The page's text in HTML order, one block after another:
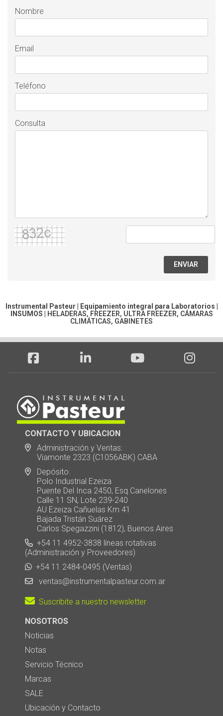
Nombre
Email
Teléfono
Consulta
ENVIAR
Instrumental Pasteur | Equipamiento integral para Laboratorios |
INSUMOS
HELADERAS, FREEZER, ULTRA FREEZER, CÁMARAS
CLIMÁTICAS, GABINETES
CONTACTO Y UBICACION
Administración y Ventas:
Viamonte 2323 (C1056ABK) CABA
Depósito:
Polo Industrial Ezeiza
Puente Del Inca 2450, Esq.Canelones
Calle 11 SN, Lote 239-240
AU Ezeiza Cañuelas Km 41
Bajada Tristán Suárez
Carlos Spegazzini (1812), Buenos Aires
+54 11 4952-3838 líneas rotativas
(Administración y Proveedores)
+54 11 2484-0495 (Ventas)
ventas@instrumentalpasteur.com.ar
Suscribite a nuestro newsletter
NOSOTROS
Noticias
Notas
Servicio Técnico
Marcas
SALE
Ubicación y Contacto